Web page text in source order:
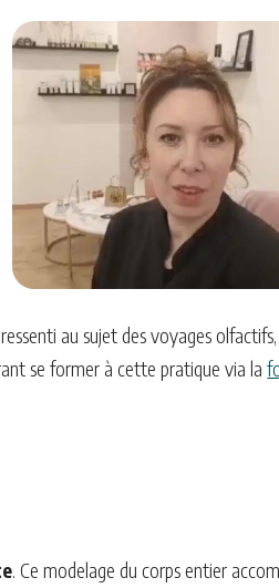
au sujet des voyages
se former à cette pratique via la
. Ce modelage du corps entier